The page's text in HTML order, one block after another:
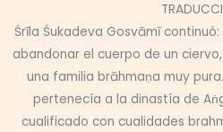
Śrīla Śukadeva Gosvāmī
abandonar el cuerpo de un
una familia brāhmaṇa muy
pertenecía a la dinastía de
cualificado con cualidades